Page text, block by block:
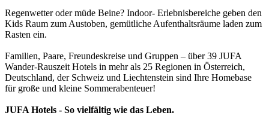
Regenwetter oder müde Beine? Indoor- Erlebnisbereiche geben den
Kids Raum zum Austoben, gemütliche Aufenthaltsräume laden zum
Rasten ein.
Familien, Paare, Freundeskreise und Gruppen – über 39 JUFA
Wander-Rauszeit Hotels in mehr als 25 Regionen in Österreich,
Deutschland, der Schweiz und Liechtenstein sind Ihre Homebase
für große und kleine Sommerabenteuer!
JUFA Hotels - So vielfältig wie das Leben.